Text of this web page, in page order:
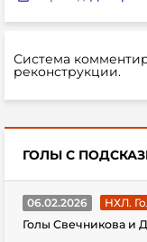
Система
реконструкции.
ГОЛЫ С
06.02.2026
НХЛ.
Голы Свечникова и